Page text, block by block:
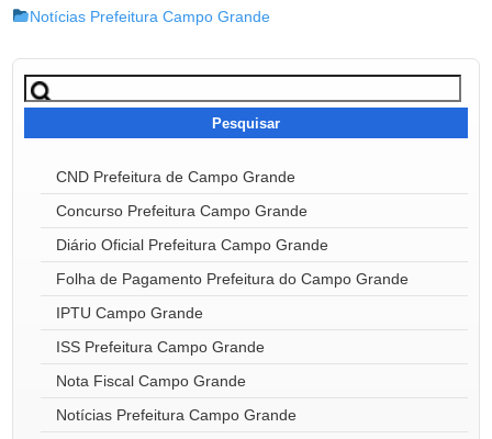
Notícias Prefeitura Campo Grande
Pesquisar
por:
CND Prefeitura de Campo Grande
Concurso Prefeitura Campo Grande
Diário Oficial Prefeitura Campo Grande
Folha de Pagamento Prefeitura do Campo Grande
IPTU Campo Grande
ISS Prefeitura Campo Grande
Nota Fiscal Campo Grande
Notícias Prefeitura Campo Grande